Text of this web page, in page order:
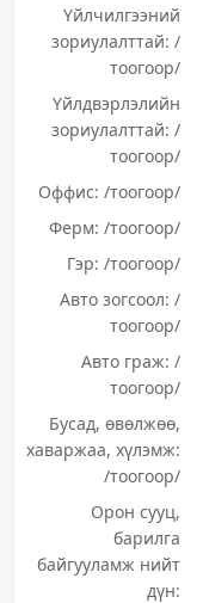
Үйлчилгээний
зориулалттай: /
тоогоор/
Үйлдвэрлэлийн
зориулалттай: /
тоогоор/
Оффис: /тоогоор/
Ферм: /тоогоор/
Гэр: /тоогоор/
Авто зогсоол: /
тоогоор/
Авто граж: /
тоогоор/
Бусад, өвөлжөө,
хаваржаа, хүлэмж:
/тоогоор/
Орон сууц,
барилга
байгууламж нийт
дүн: